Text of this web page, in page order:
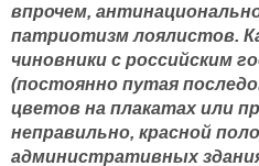
впрочем,
патриотизм лоялистов.
чиновники с российским
(постоянно путая
цветов на плакатах или
неправильно, красной
административных